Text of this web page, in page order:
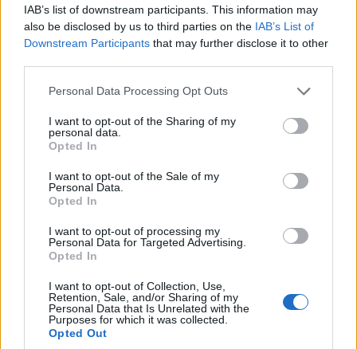
IAB’s list of downstream participants. This information may
also be disclosed by us to third parties on the IAB’s List of
Downstream Participants that may further disclose it to other
Please note that this website/app uses one or more Google
not limited to your visit or usage behaviour. You may click to
grant or deny consent to Google and its third-party tags to
use your data for below specified purposes in below Google
consent section.
Personal Data Processing Opt Outs
I want to opt-out of the Sharing of my
personal data.
Opted In
I want to opt-out of the Sale of my
Personal Data.
Opted In
I want to opt-out of processing my
Personal Data for Targeted Advertising.
Opted In
I want to opt-out of Collection, Use,
Retention, Sale, and/or Sharing of my
Personal Data that Is Unrelated with the
Purposes for which it was collected.
Opted Out
A Mathias Corvinus Collegium (MCC) Fiatal Tehetség
medence-szerte huszonhét helyszínen a most negyedikes
diákoknak - közölte a szervezet szerdán az MTI-vel.
Hivatalosan is elindul idén a tudatos
2024.01.08